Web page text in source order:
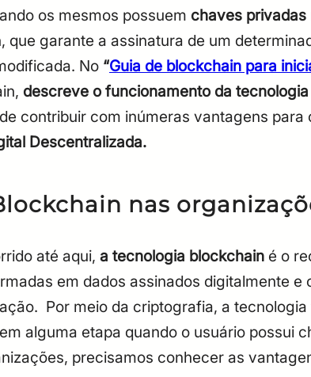
Confirme a senha
CPF Email
Digite sua senha Confirme a senha
os mesmos possuem chaves
que garante a assinatura de um
No “Guia de blockchain para
descreve o funcionamento da
contribuir com inúmeras vantagens
Descentralizada.
nas
até aqui, a tecnologia blockchain é o
em dados assinados digitalmente
Por meio da criptografia, a
alguma etapa quando o usuário possui
precisamos conhecer as